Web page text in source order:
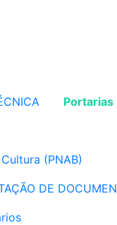
Portarias
(PNAB)
DE